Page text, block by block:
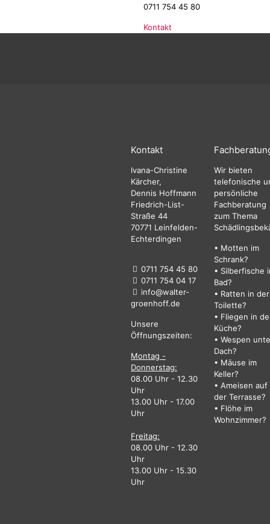
0711 754 45 80
Kontakt
Kontakt
Ivana-Christine
Kärcher,
Dennis Hoffmann
Friedrich-List-
Straße 44
70771 Leinfelden-
Echterdingen
0711 754 45 80
0711 754 04 17
info@walter-
groenhoff.de
Unsere
Öffnungszeiten:
Montag -
Donnerstag:
08.00 Uhr - 12.30
Uhr
13.00 Uhr - 17.00
Uhr
Freitag:
08.00 Uhr - 12.30
Uhr
13.00 Uhr - 15.30
Uhr
Wir bieten
telefonische
persönliche
Fachberatung
zum Thema
• Motten im
Schrank?
• Silberfische
Bad?
• Ratten in der
Toilette?
• Fliegen in
Küche?
• Wespen
Dach?
• Mäuse im
Keller?
• Ameisen auf
der Terrasse?
• Flöhe im
Wohnzimmer?